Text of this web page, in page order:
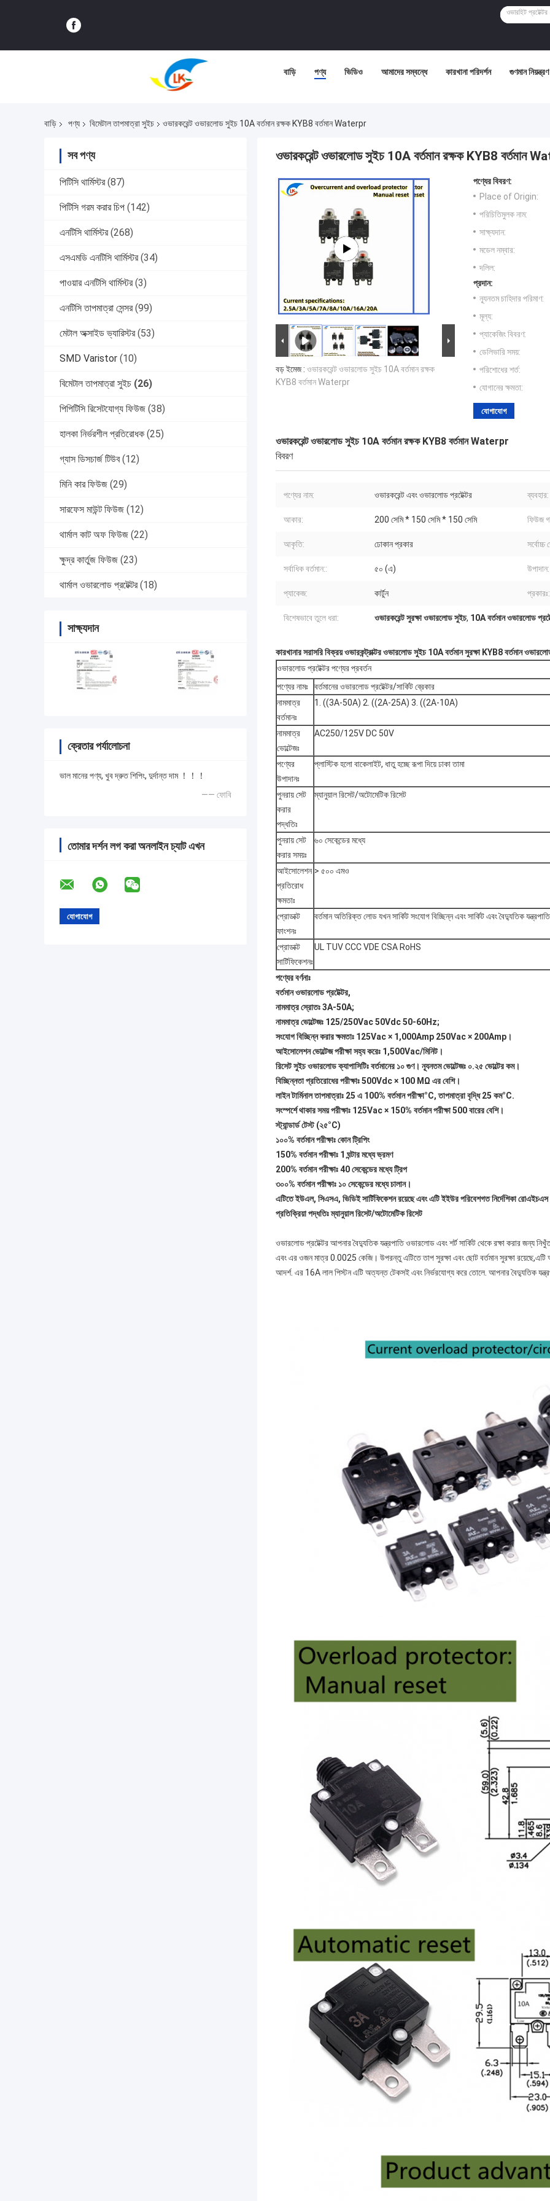
বাড়ি পণ্য ভিডিও আমাদের সম্বন্ধে কারখানা পরিদর্শন গুণমান নিয়ন্ত্রণ
বাড়ি পণ্য বিমেটাল তাপমাত্রা সুইচ ওভারকরেন্ট ওভারলোড সুইচ 10A বর্তমান রক্ষক KYB8 বর্তমান Waterpr
সব পণ্য
পিটিসি থার্মিস্টর (87)
পিটিসি গরম করার চিপ (142)
এনটিসি থার্মিস্টর (268)
এসএমডি এনটিসি থার্মিস্টর (34)
পাওয়ার এনটিসি থার্মিস্টর (3)
এনটিসি তাপমাত্রা সেন্সর (99)
মেটাল অক্সাইড ভ্যারিস্টর (53)
SMD Varistor (10)
বিমেটাল তাপমাত্রা সুইচ (26)
পিপিটিসি রিসেটযোগ্য ফিউজ (38)
হালকা নির্ভরশীল প্রতিরোধক (25)
গ্যাস ডিসচার্জ টিউব (12)
মিনি কার ফিউজ (29)
সারফেস মাউন্ট ফিউজ (12)
থার্মাল কাট অফ ফিউজ (22)
ক্ষুদ্র কার্তুজ ফিউজ (23)
থার্মাল ওভারলোড প্রটেক্টর (18)
সাক্ষ্যদান
ক্রেতার পর্যালোচনা
ভাল মানের পণ্য, খুব দ্রুত শিপিং, দুর্দান্ত দাম ！！！
—— ফোবি
তোমার দর্শন লগ করা অনলাইন চ্যাট এখন
ওভারকরেন্ট ওভারলোড সুইচ 10A বর্তমান রক্ষক KYB8 বর্তমান
বড় ইমেজ : ওভারকরেন্ট ওভারলোড সুইচ 10A বর্তমান রক্ষক
KYB8 বর্তমান Waterpr
পণ্যের বিবরণ:
Place of Origin:
পরিচিতিমুলক নাম:
সাক্ষ্যদান:
মডেল নম্বার:
দলিল:
প্রদান:
ন্যূনতম চাহিদার পরিমাণ:
মূল্য:
প্যাকেজিং বিবরণ:
ডেলিভারি সময়:
পরিশোধের শর্ত:
যোগানের ক্ষমতা:
যোগাযোগ
ওভারকরেন্ট ওভারলোড সুইচ 10A বর্তমান রক্ষক KYB8 বর্তমান Waterpr
বিবরণ
পণ্যের নাম: ওভারকরেন্ট এবং ওভারলোড প্রটেক্টর ব্যবহার:
আকার: 200 সেমি * 150 সেমি * 150 সেমি ফিউজ
আকৃতি: ঢোকান প্রকার সর্বোচ্চ
সর্বাধিক বর্তমান:: ৫০ (এ) উপাদান:
প্যাকেজ: কার্টুন প্রকারঃ:
বিশেষভাবে তুলে ধরা: ওভারকরেন্ট সুরক্ষা ওভারলোড সুইচ, 10A বর্তমান ওভারলোড
কারখানার সরাসরি বিক্রয় ওভারকন্ট্রাক্টর ওভারলোড সুইচ 10A বর্তমান সুরক্ষা KYB8 বর্তমান
ওভারলোড প্রটেক্টর পণ্যের প্রবর্তন
পণ্যের নামঃ
বর্তমানের ওভারলোড প্রটেক্টর/সার্কিট ব্রেকার
নামমাত্র
বর্তমানঃ
1. ((3A-50A) 2. ((2A-25A) 3. ((2A-10A)
নামমাত্র
ভোল্টেজঃ
AC250/125V DC 50V
পণ্যের
উপাদানঃ
প্লাস্টিক হলো বাকেলাইট, ধাতু হচ্ছে রূপা দিয়ে ঢাকা তামা
পুনরায় সেট
করার
পদ্ধতিঃ
ম্যানুয়াল রিসেট/অটোমেটিক রিসেট
পুনরায় সেট
করার সময়ঃ
৬০ সেকেন্ডের মধ্যে
আইসোলেশন
প্রতিরোধ
ক্ষমতাঃ
> ৫০০ এমও
প্রোডাক্ট
ফাংশনঃ
বর্তমান অতিরিক্ত লোড যখন সার্কিট সংযোগ বিচ্ছিন্ন এবং সার্কিট এবং বৈদ্যুতিক যন্ত্রপাতি
প্রোডাক্ট
সার্টিফিকেশনঃ
UL TUV CCC VDE CSA RoHS
পণ্যের বর্ণনাঃ
বর্তমান ওভারলোড প্রটেক্টর,
নামমাত্র স্রোতঃ 3A-50A;
নামমাত্র ভোল্টেজঃ 125/250Vac 50Vdc 50-60Hz;
সংযোগ বিচ্ছিন্ন করার ক্ষমতাঃ 125Vac × 1,000Amp 250Vac × 200Amp।
আইসোলেশন ভোল্টেজ পরীক্ষা সহ্য করেঃ 1,500Vac/মিনিট।
রিসেট সুইচ ওভারলোড ক্যাপাসিটিঃ বর্তমানের ১০ গুণ। ন্যূনতম ভোল্টেজঃ ০.২৫ ভোল্টের কম।
বিচ্ছিন্নতা প্রতিরোধের পরীক্ষাঃ 500Vdc × 100 MΩ এর বেশি।
লাইন টার্মিনাল তাপমাত্রাঃ 25 এ 100% বর্তমান পরীক্ষা°C, তাপমাত্রা বৃদ্ধি 25 কম°C.
সংস্পর্শে থাকার সময় পরীক্ষাঃ 125Vac × 150% বর্তমান পরীক্ষা 500 বারের বেশি।
স্ট্যান্ডার্ড টেস্ট (২৫°C)
১০০% বর্তমান পরীক্ষাঃ কোন ট্রিপিং
150% বর্তমান পরীক্ষাঃ 1 ঘন্টার মধ্যে ভ্রমণ
200% বর্তমান পরীক্ষাঃ 40 সেকেন্ডের মধ্যে ট্রিপ
৩০০% বর্তমান পরীক্ষাঃ ১০ সেকেন্ডের মধ্যে চালান।
এটিতে ইউএল, সিএসএ, ভিডিই সার্টিফিকেশন রয়েছে এবং এটি ইইউর পরিবেশগত নির্দেশিকা রোএইচএস
প্রতিক্রিয়া পদ্ধতিঃ ম্যানুয়াল রিসেট/অটোমেটিক রিসেট
ওভারলোড প্রটেক্টর আপনার বৈদ্যুতিক যন্ত্রপাতি ওভারলোড এবং শর্ট সার্কিট থেকে রক্ষা করার জন্য
এবং এর ওজন মাত্র 0.0025 কেজি। উপরন্তু এটিতে তাপ সুরক্ষা এবং ছোট বর্তমান সুরক্ষা রয়েছে,এটি
আদর্শ. এর 16A লাল পিস্টন এটি অত্যন্ত টেকসই এবং নির্ভরযোগ্য করে তোলে. আপনার বৈদ্যুতিক